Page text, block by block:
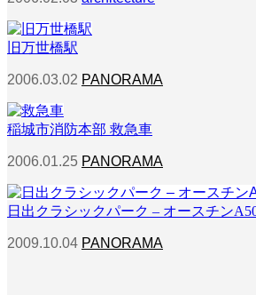
旧万世橋駅
2006.03.02 PANORAMA
稲城市消防本部 救急車
2006.01.25 PANORAMA
日出クラシックパーク – オースチン
2009.10.04 PANORAMA